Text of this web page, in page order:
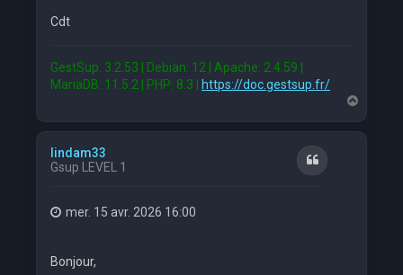
Cdt
GestSup: 3.2.53 | Debian: 12 | Apache: 2.4.59 |
MariaDB: 11.5.2 | PHP: 8.3 |
https://doc.gestsup.fr/
a
lindam33
Gsup LEVEL 1
Citation
mer. 15 avr. 2026 16:00
Bonjour,